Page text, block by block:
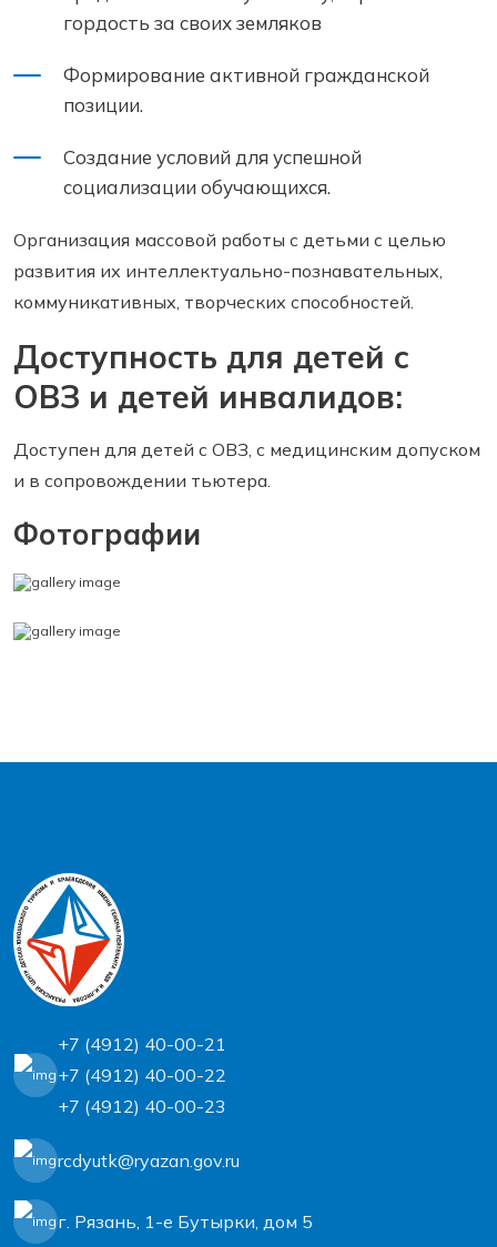
гордость за своих земляков
Формирование активной гражданской
позиции.
Создание условий для успешной
социализации обучающихся.
Организация массовой работы с детьми с целью
развития их интеллектуально-познавательных,
коммуникативных, творческих способностей.
Доступность для детей с
ОВЗ и детей инвалидов:
Доступен для детей с ОВЗ, с медицинским допуском
и в сопровождении тьютера.
Фотографии
+7 (4912) 40-00-21
+7 (4912) 40-00-22
+7 (4912) 40-00-23
rcdyutk@ryazan.gov.ru
г. Рязань, 1-e Бутырки, дом 5